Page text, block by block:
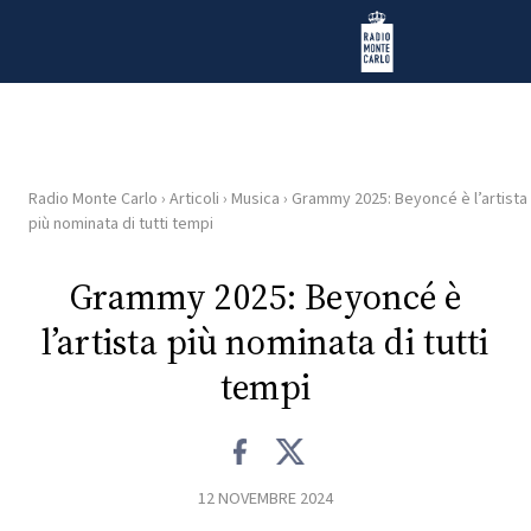
Radio Monte Carlo
HOME
RADIO
WEB
Radio Monte Carlo › Articoli › Musica › Grammy 2025: Beyoncé è l’artista
più nominata di tutti tempi
Grammy 2025: Beyoncé è
l’artista più nominata di tutti
tempi
12 NOVEMBRE 2024